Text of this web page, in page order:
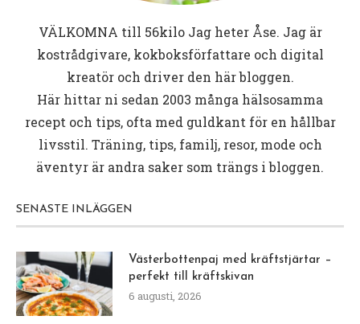
VÄLKOMNA till 56kiloJag heter Åse. Jag är
kostrådgivare, kokboksförfattare och digital
kreatör och driver den här bloggen.
Här hittar ni sedan 2003 många hälsosamma
recept och tips, ofta med guldkant för en hållbar
livsstil. Träning, tips, familj, resor, mode och
äventyr är andra saker som trängs i bloggen.
SENASTE INLÄGGEN
Västerbottenpaj med kräftstjärtar –
perfekt till kräftskivan
6 augusti, 2026